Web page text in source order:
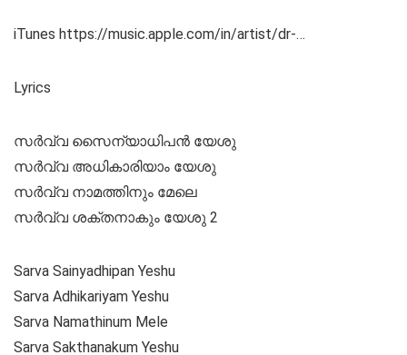
iTunes https://music.apple.com/in/artist/dr-…
Lyrics
സർവ്വ സൈന്യാധിപൻ യേശു
സർവ്വ അധികാരിയാം യേശു
സർവ്വ നാമത്തിനും മേലെ
സർവ്വ ശക്തനാകും യേശു 2
Sarva Sainyadhipan Yeshu
Sarva Adhikariyam Yeshu
Sarva Namathinum Mele
Sarva Sakthanakum Yeshu